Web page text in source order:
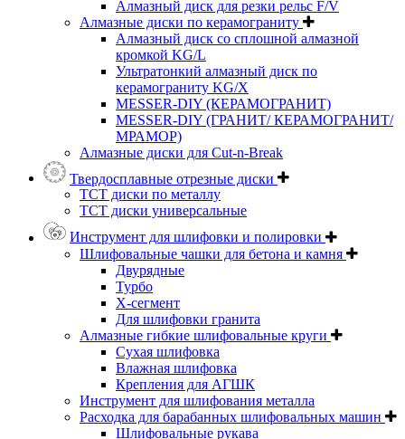
Алмазный диск для резки рельс F/V
Алмазные диски по керамограниту
Алмазный диск со сплошной алмазной
кромкой KG/L
Ультратонкий алмазный диск по
керамограниту KG/X
MESSER-DIY (КЕРАМОГРАНИТ)
MESSER-DIY (ГРАНИТ/ КЕРАМОГРАНИТ/
МРАМОР)
Алмазные диски для Cut-n-Break
Твердосплавные отрезные диски
ТСТ диски по металлу
ТСТ диски универсальные
Инструмент для шлифовки и полировки
Шлифовальные чашки для бетона и камня
Двурядные
Турбо
Х-сегмент
Для шлифовки гранита
Алмазные гибкие шлифовальные круги
Cухая шлифовка
Влажная шлифовка
Крепления для АГШК
Инструмент для шлифования металла
Расходка для барабанных шлифовальных машин
Шлифовальные рукава